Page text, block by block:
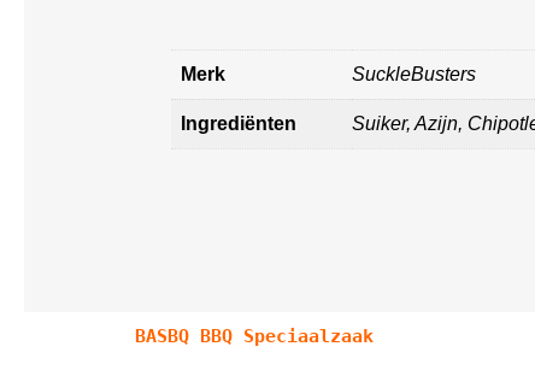
Merk SuckleBusters
Ingrediënten Suiker, Azijn,
BASBQ BBQ Speciaalzaak